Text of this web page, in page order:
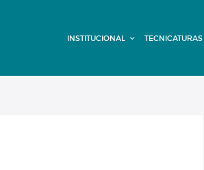
INSTITUCIONAL TECNICATURAS